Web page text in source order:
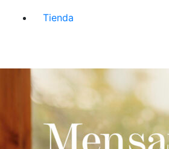
Tienda